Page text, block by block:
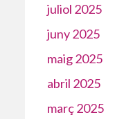
juliol 2025
juny 2025
maig 2025
abril 2025
març 2025